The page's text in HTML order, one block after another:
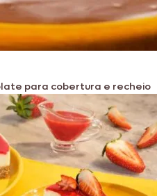
para cobertura e recheio